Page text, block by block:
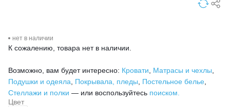
нет в наличии
К сожалению, товара нет в наличии.
Возможно, вам будет интересно: Кровати Матрасы и чехлы
Подушки и одеяла
Покрывала, пледы Постельное белье
Стеллажи и полки — или воспользуйтесь поиском.
Цвет